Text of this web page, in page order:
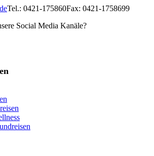
Tel.: 0421-175860Fax: 0421-1758699
Social Media Kanäle?